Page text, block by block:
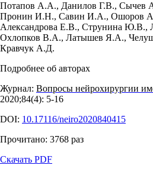
Потапов А.А., Данилов Г.В., Сычев
Пронин И.Н., Савин И.А., Ошоров
Александрова Е.В., Струнина Ю.В.,
Охлопков В.А., Латышев Я.А.,
Кравчук А.Д.
Подробнее об авторах
Журнал: Вопросы нейрохирургии
2020;84(4): 5‑16
DOI: 10.17116/neiro2020840415
Прочитано: 3768 раз
Скачать PDF